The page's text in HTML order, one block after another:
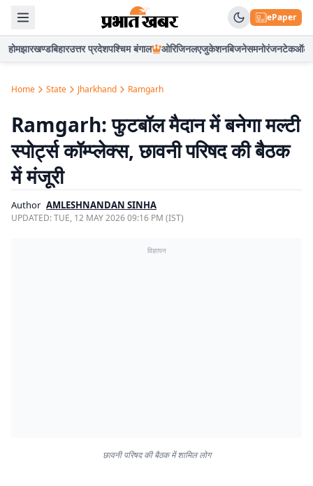
ePaper
होमझारखण्डबिहारउत्तर प्रदेशपश्चिम बंगाल ओरिजिनलएजुकेशनबिजनेसमनोरंजनटेकऑटो
Home State Jharkhand Ramgarh
Ramgarh: फुटबॉल मैदान में बनेगा मल्टी
स्पोर्ट्स कॉम्प्लेक्स, छावनी परिषद की बैठक
में मंजूरी
Author AMLESHNANDAN SINHA
UPDATED:TUE, 12 MAY 2026 09:16 PM (IST)
विज्ञापन
छावनी परिषद की बैठक में शामिल लोग